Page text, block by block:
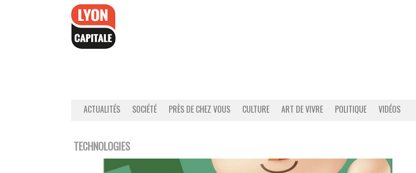
ACTUALITÉS SOCIÉTÉ PRÈS DE CHEZ VOUS CULTURE ART DE VIVRE POLITIQUE VIDÉOS
TECHNOLOGIES